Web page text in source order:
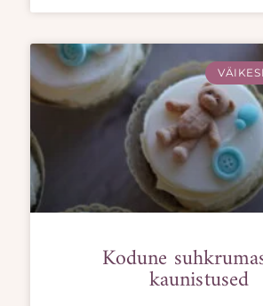
Kodune
kaunistused